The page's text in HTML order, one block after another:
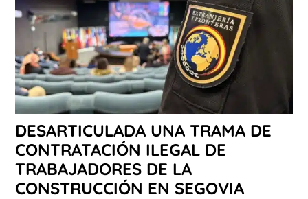
DESARTICULADA UNA TRAMA DE
CONTRATACIÓN ILEGAL DE
TRABAJADORES DE LA
CONSTRUCCIÓN EN SEGOVIA